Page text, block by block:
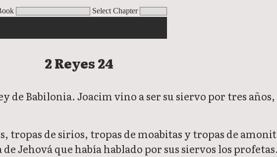
Select Chapter
2 Reyes 24
de Babilonia. Joacim vino a ser su siervo por tres
tropas de sirios, tropas de moabitas y tropas de
Jehová que había hablado por sus siervos los profetas.